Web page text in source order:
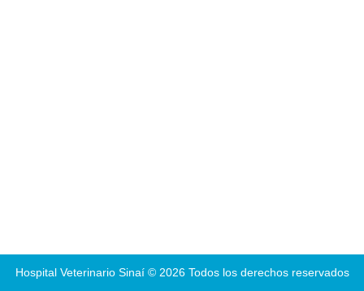
Hospital Veterinario Sinaí © 2026 Todos los derechos reservados